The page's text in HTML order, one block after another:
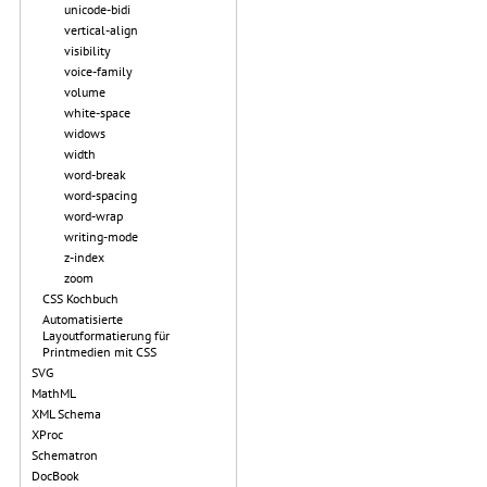
unicode-bidi
vertical-align
visibility
voice-family
volume
white-space
widows
width
word-break
word-spacing
word-wrap
writing-mode
z-index
zoom
CSS Kochbuch
Automatisierte
Layoutformatierung für
Printmedien mit CSS
SVG
MathML
XML Schema
XProc
Schematron
DocBook